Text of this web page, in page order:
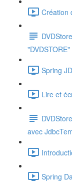
Création
"DVDSTORE"
Spring
Lire et
avec
Spring